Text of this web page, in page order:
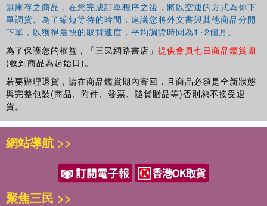
無庫存之商品，在您完成訂單程序之後，將以空運的方式為你下
單調貨。為了縮短等待的時間，建議您將外文書與其他商品分開
下單，以獲得最快的取貨速度，平均調貨時間為1~2個月。
為了保護您的權益，「三民網路書店」 提供會員七日商品鑑賞期
(收到商品為起始日)。
若要辦理退貨，請在商品鑑賞期內寄回，且商品必須是全新狀態
與完整包裝(商品、附件、發票、隨貨贈品等)否則恕不接受退
貨。
網站導航 >>
聚焦三民 >>